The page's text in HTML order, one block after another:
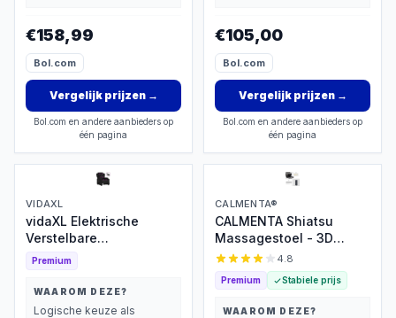
€158,99
Bol.com
Vergelijk prijzen→
Bol.com en andere aanbieders op
één pagina
€105,00
Bol.com
Vergelijk prijzen→
Bol.com en andere aanbieders op
één pagina
VIDAXL
vidaXL Elektrische
Verstelbare
Massagestoel
Premium
WAAROM DEZE?
Logische keuze als
CALMENTA®
CALMENTA Shiatsu
Massagestoel - 3D
massage met warmte
4.8
Premium Stabiele prijs
WAAROM DEZE?